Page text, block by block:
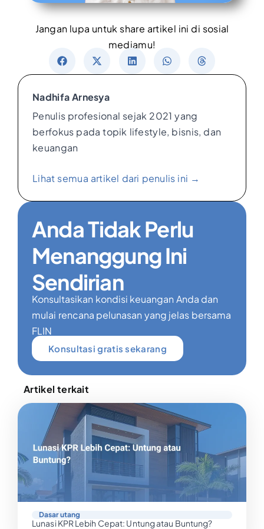
Jangan lupa untuk share artikel ini di sosial
mediamu!
Nadhifa Arnesya
Penulis profesional sejak 2021 yang
berfokus pada topik lifestyle, bisnis, dan
keuangan
Lihat semua artikel dari penulis ini →
Anda Tidak Perlu
Menanggung Ini
Sendirian
Konsultasikan kondisi keuangan Anda dan
mulai rencana pelunasan yang jelas bersama
FLIN
Konsultasi gratis sekarang
Artikel terkait
Dasar utang
Lunasi KPR Lebih Cepat: Untung atau Buntung?